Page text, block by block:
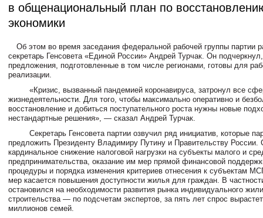
в общенациональный план по
экономики
Об этом во время заседания федеральной рабочей группы партии
секретарь Генсовета «Единой России» Андрей Турчак. Он
предложения, подготовленные в том числе регионами, готовы для
реализации.
«Кризис, вызванный пандемией коронавируса, затронул все
жизнедеятельности. Для того, чтобы максимально оперативно и
восстановление и добиться поступательного роста нужны новые
нестандартные решения», — сказал Андрей Турчак.
Секретарь Генсовета партии озвучил ряд инициатив, которые
предложить Президенту Владимиру Путину и Правительству
кардинальное снижение налоговой нагрузки на субъекты малого и
предпринимательства, оказание им мер прямой финансовой
процедуры и порядка изменения критериев отнесения к субъектам
мер касается повышения доступности жилья для граждан. В
остановился на необходимости развития рынка индивидуального
строительства — по подсчетам экспертов, за пять лет спрос
миллионов семей.